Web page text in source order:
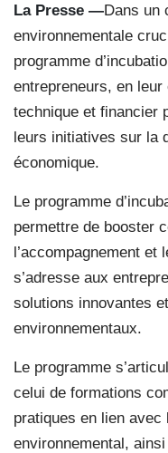
La Presse —Dans un
environnementale
programme
entrepreneurs, en
technique et financier
leurs initiatives sur la
économique.
Le programme
permettre de booster
l’accompagnement et
s’adresse aux
solutions innovantes
environnementaux.
Le programme
celui de formations
pratiques en lien avec
environnemental,